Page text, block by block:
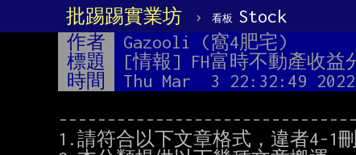
批踢踢實業坊 › 看板 Stock
作者
Gazooli (窩4肥宅)
標題
[情報] FH富時不動產收益
時間
Thu Mar  3 22:32:49 2022
1.請符合以下文章格式，違者4-1